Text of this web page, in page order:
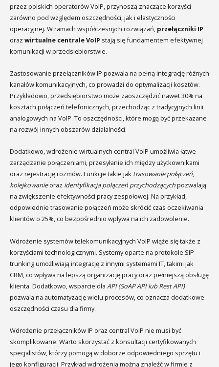
przez polskich operatorów VoIP, przynoszą znaczące korzyści
zarówno pod względem oszczędności, jak i elastyczności
operacyjnej. W ramach współczesnych rozwiązań, przełączniki IP
oraz wirtualne centrale VoIP stają się fundamentem efektywnej
komunikacji w przedsiębiorstwie.
Zastosowanie przełączników IP pozwala na pełną integrację różnych
kanałów komunikacyjnych, co prowadzi do optymalizacji kosztów.
Przykładowo, przedsiębiorstwo może zaoszczędzić nawet 30% na
kosztach połączeń telefonicznych, przechodząc z tradycyjnych linii
analogowych na VoIP. To oszczędności, które mogą być przekazane
na rozwój innych obszarów działalności.
Dodatkowo, wdrożenie wirtualnych central VoIP umożliwia łatwe
zarządzanie połączeniami, przesyłanie ich między użytkownikami
oraz rejestrację rozmów. Funkcje takie jak trasowanie połączeń,
kolejkowanieoraz identyfikacja połączeń przychodzącychpozwalają
na zwiększenie efektywności pracy zespołowej. Na przykład,
odpowiednie trasowanie połączeń może skrócić czas oczekiwania
klientów o 25%, co bezpośrednio wpływa na ich zadowolenie.
Wdrożenie systemów telekomunikacyjnych VoIP wiąże się także z
korzyściami technologicznymi. Systemy oparte na protokole SIP
trunking umożliwiają integrację z innymi systemami IT, takimi jak
CRM, co wpływa na lepszą organizację pracy oraz pełniejszą obsługę
klienta. Dodatkowo, wsparcie dla API (SoAP API lub Rest API)
pozwala na automatyzację wielu procesów, co oznacza dodatkowe
oszczędności czasu dla firmy.
Wdrożenie przełączników IP oraz central VoIP nie musi być
skomplikowane. Warto skorzystać z konsultacji certyfikowanych
specjalistów, którzy pomogą w doborze odpowiedniego sprzętu i
jego konfiguracji. Przykład wdrożenia można znaleźć w firmie z